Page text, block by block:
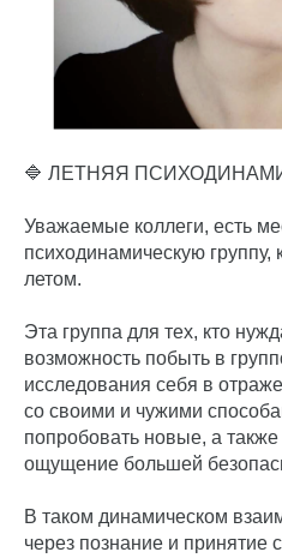
🔷 ЛЕТНЯЯ
Уважаемые коллеги, есть
психодинамическую группу,
летом.
Эта группа для тех, кто
возможность побыть в
исследования себя в
со своими и чужими
попробовать новые, а
ощущение большей
В таком динамическом
через познание и принятие